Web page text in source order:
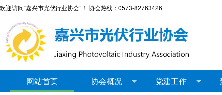
欢迎访问“嘉兴市光伏行业协会”！ 协会热线：0573-82763426
网站首页 协会概况 党建工作